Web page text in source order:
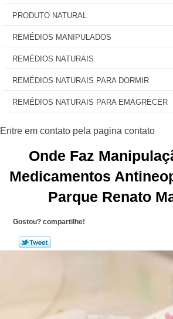
PRODUTO NATURAL
REMÉDIOS MANIPULADOS
REMÉDIOS NATURAIS
REMÉDIOS NATURAIS PARA DORMIR
REMÉDIOS NATURAIS PARA EMAGRECER
Onde Faz
Medicamentos
Parque Renato
Gostou? compartilhe!